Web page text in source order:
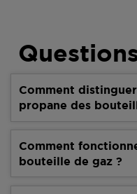
Comment
propane des
Comment
bouteille de gaz ?